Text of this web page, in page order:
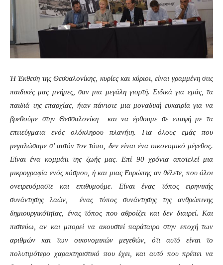
Ή Έκθεση της Θεσσαλονίκης, κυρίες και κύριοι, είναι γραμμένη στις
παιδικές μας μνήμες, σαν μια μεγάλη γιορτή. Ειδικά για εμάς, τα
παιδιά της επαρχίας, ήταν πάντοτε μια μοναδική ευκαιρία για να
βρεθούμε στην Θεσσαλονίκη και να έρθουμε σε επαφή με τα
επιτεύγματα ενός ολόκληρου πλανήτη. Για όλους εμάς που
μεγαλώσαμε σ’ αυτόν τον τόπο, δεν είναι ένα οικονομικό μέγεθος.
Είναι ένα κομμάτι της ζωής μας. Επί 90 χρόνια αποτελεί μια
μικρογραφία ενός κόσμου, ή και μιας Ευρώπης αν θέλετε, που όλοι
ονειρευόμαστε και επιθυμούμε. Είναι ένας τόπος ειρηνικής
συνάντησης λαών, ένας τόπος συνάντησης της ανθρώπινης
δημιουργικότητας, ένας τόπος που αθροίζει και δεν διαιρεί. Και
πιστεύω, αν και μπορεί να ακουστεί παράταιρο στην εποχή των
αριθμών και των οικονομικών μεγεθών, ότι αυτό είναι το
πολυτιμότερο χαρακτηριστικό που έχει, και αυτό που πρέπει να